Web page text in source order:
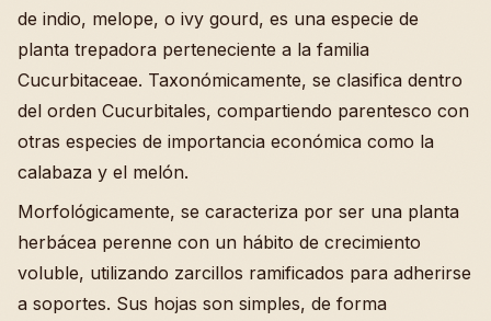
de indio, melope, o ivy gourd, es una especie de
planta trepadora perteneciente a la familia
Cucurbitaceae. Taxonómicamente, se clasifica dentro
del orden Cucurbitales, compartiendo parentesco con
otras especies de importancia económica como la
calabaza y el melón.
Morfológicamente, se caracteriza por ser una planta
herbácea perenne con un hábito de crecimiento
voluble, utilizando zarcillos ramificados para adherirse
a soportes. Sus hojas son simples, de forma